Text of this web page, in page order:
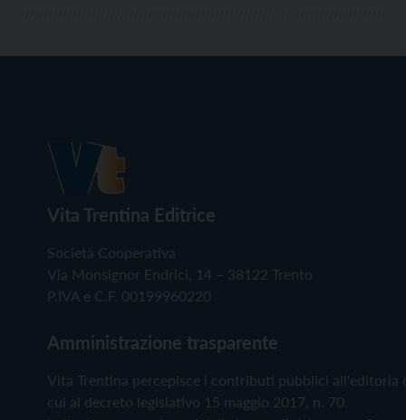
Vita Trentina Editrice
Società Cooperativa
Via Monsignor Endrici, 14 – 38122 Trento
P.IVA e C.F. 00199960220
Amministrazione trasparente
Vita Trentina percepisce i contributi pubblici all'editoria
cui al decreto legislativo 15 maggio 2017, n. 70.